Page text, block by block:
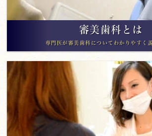
審美歯科とは
専門医が審美歯科についてわかりやすく